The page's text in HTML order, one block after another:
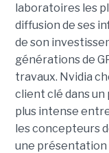
laboratoires les
diffusion de ses
de son
générations de
travaux. Nvidia
client clé dans un
plus intense
les concepteurs
une présentation